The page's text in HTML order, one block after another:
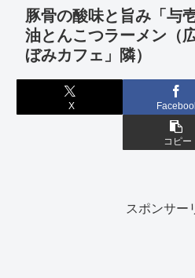
豚骨の酸味と旨み「与
油とんこつラーメン（
ぼみカフェ」隣）
X
コピー
スポンサー